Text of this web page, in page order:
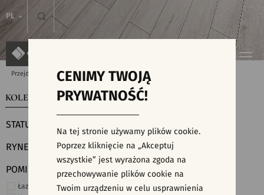
PL
Przejdź do strony głównej Kolekcje
KOLEKCJE WYSZUKIWARKA PŁYTEK
STATUS
RYNEK
POMIESZCZENIE
Łazienka
CENIMY TWOJĄ
PRYWATNOŚĆ!
Na tej stronie używamy plików cookie.
Poprzez kliknięcie na „Akceptuj
wszystkie” jest wyrażona zgoda na
przechowywanie plików cookie na
Twoim urządzeniu w celu usprawnienia